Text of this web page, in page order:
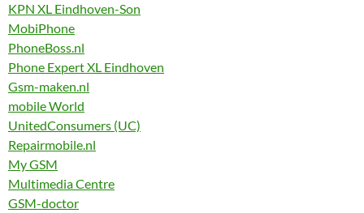
KPN XL Eindhoven-Son
MobiPhone
PhoneBoss.nl
Phone Expert XL Eindhoven
Gsm-maken.nl
mobile World
UnitedConsumers (UC)
Repairmobile.nl
My GSM
Multimedia Centre
GSM-doctor